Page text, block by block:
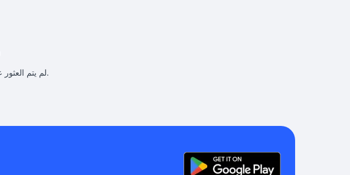
لم يتم العثور على مقالات مطابقة للبحث الذي تم تحديده.